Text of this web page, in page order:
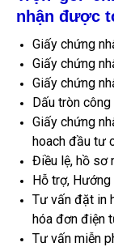
nhận được
Giấy chứng
Giấy chứng
Giấy chứng
Dấu tròn
Giấy chứng
hoach đầu tư
Điều lệ, hồ sơ
Hỗ trợ,
Tư vấn đặt in
hóa đơn điện
Tư vấn miễn